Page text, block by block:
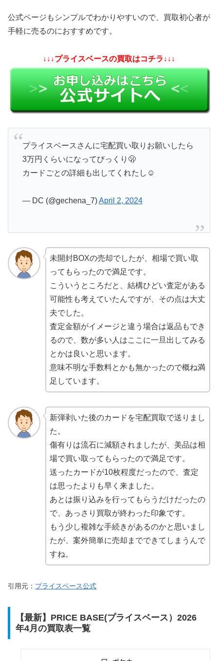
公式ページもシンプルでわかりやすいので、買取初心者が
手軽に売るのにおすすめです。
↓↓↓プライスベースの買取はコチラ↓↓↓
プライスベースさんに宅配買い取りお願いしたら
3万円くらいになってびっくり🫢
カードごとの詳細も出してくれたし☺️
— DC (@gechena_7)April 2, 2024
未開封BOXの売却でしたが、相場で買い取
ってもらったので満足です。
こういうところだと、結構ひどい査定がある
可能性も考えていたんですが、その点は大丈
夫でした。
査定金額がイメージと違う場合は返品もでき
るので、数が多い人はここに一旦出してみる
とかは良いと思います。
意味不明な手数料とかも無かったので概ね満
足しています。
新弾剥いた後のカードを宅配買取で送りまし
た。
傷有りは流石に減額されましたが、美品は相
場で買い取ってもらったので満足です。
送ったカードが10枚程度だったので、査定
は思ったよりも早く来ました。
あとは振り込みを行ってもらうだけだったの
で、あっさり買取が終わった印象です。
もう少し複雑な手続きがあるのかと思いまし
たが、案外簡単に売却までできてしまうんで
すね。
引用元： プライスベース公式
【最新】PRICE BASE(プライスベース）2026
年4月の買取表一覧